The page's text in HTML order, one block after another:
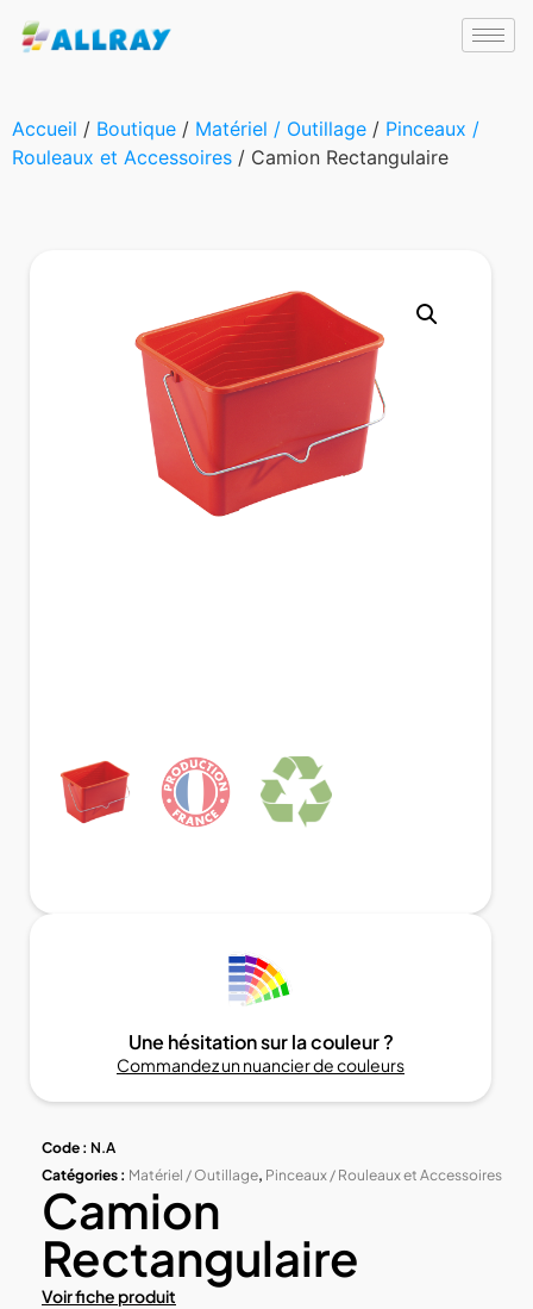
Accueil / Boutique / Matériel / Outillage / Pinceaux /
Rouleaux et Accessoires / Camion Rectangulaire
Une hésitation sur la couleur ?
Commandez un nuancier de couleurs
Code : N.A
Catégories : Matériel / Outillage, Pinceaux / Rouleaux et Accessoires
Camion
Rectangulaire
Voir fiche produit